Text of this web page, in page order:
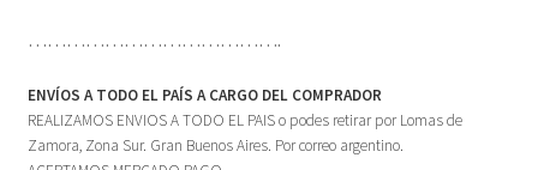
………………………………….
ENVÍOS A TODO EL PAÍS A CARGO DEL COMPRADOR
REALIZAMOS ENVIOS A TODO EL PAIS o podes retirar por Lomas de
Zamora, Zona Sur. Gran Buenos Aires. Por correo argentino.